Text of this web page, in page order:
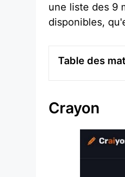
une liste des 9
disponibles,
Table des
Crayon